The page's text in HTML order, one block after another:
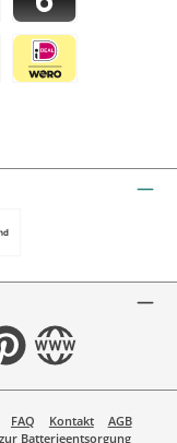
mollie
Blik by mollie
Website
FAQ Kontakt
AGB
Batterieentsorgung